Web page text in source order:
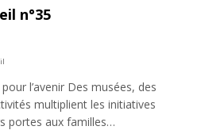
n°35
l’avenir Des musées, des
multiplient les initiatives
portes aux familles…